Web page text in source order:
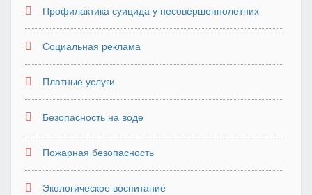
Профилактика суицида у несовершеннолетних
Социальная реклама
Платные услуги
Безопасность на воде
Пожарная безопасность
Экологическое воспитание